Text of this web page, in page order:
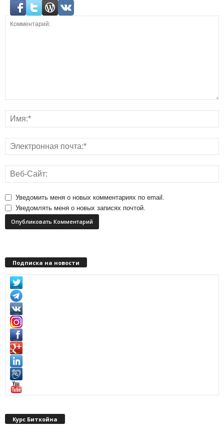
Уведомить меня о новых комментариях по email.
Уведомлять меня о новых записях почтой.
Подписка на новости
Курс Биткойна